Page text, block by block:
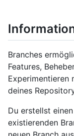
Branches
Features,
Experimentieren
deines
Du erstellst
existierenden